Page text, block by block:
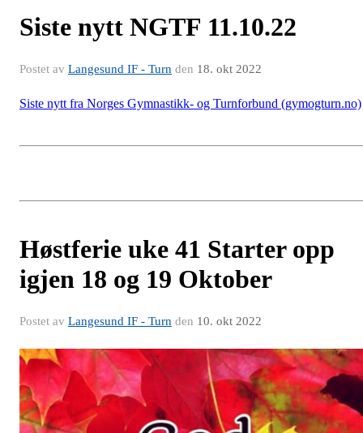
Siste nytt NGTF 11.10.22
Postet av Langesund IF - Turn den 18. okt 2022
Siste nytt fra Norges Gymnastikk- og Turnforbund (gymogturn.no)
Høstferie uke 41 Starter opp
igjen 18 og 19 Oktober
Postet av Langesund IF - Turn den 10. okt 2022